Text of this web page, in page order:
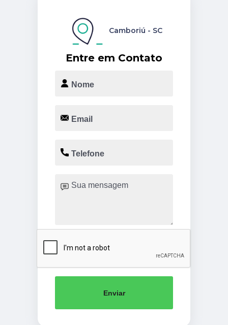
Entre em Contato
Camboriú - SC
Enviar